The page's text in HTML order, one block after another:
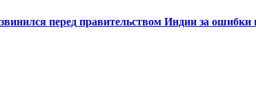
перед правительством Индии за ошибки